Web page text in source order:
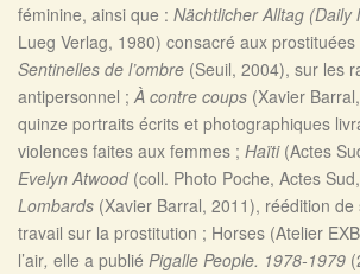
féminine, ainsi que : Nächtlicher Alltag (Daily
Lueg Verlag, 1980) consacré aux prostituées
Sentinelles de l’ombre (Seuil, 2004), sur les
antipersonnel ;À contre coups (Xavier
quinze portraits écrits et photographiques
violences faites aux femmes ; Haïti(Actes
Evelyn Atwood(coll. Photo Poche, Actes
Lombards (Xavier Barral, 2011), réédition
travail sur la prostitution ; Horses (Atelier
l’air, elle a publié Pigalle People. 1978-1979